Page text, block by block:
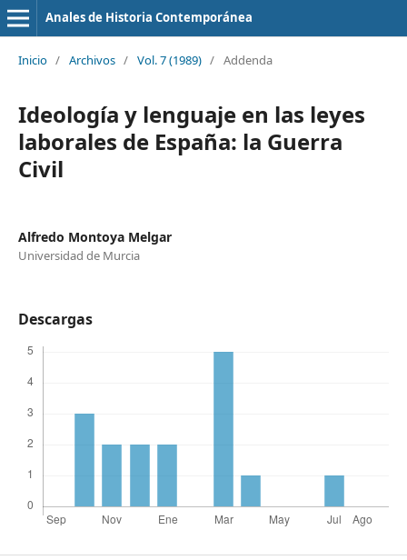
Anales de Historia Contemporánea
Inicio / Archivos / Vol. 7 (1989) / Addenda
Ideología y lenguaje en las leyes
laborales de España: la Guerra
Civil
Alfredo Montoya Melgar
Universidad de Murcia
Descargas